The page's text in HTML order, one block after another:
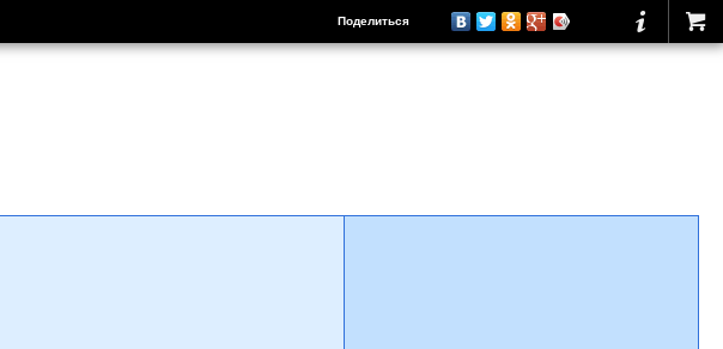
Поделиться